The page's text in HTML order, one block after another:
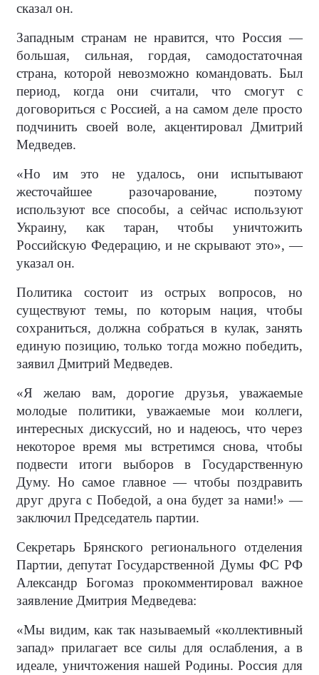
сказал он.
Западным странам не нравится, что Россия —
большая, сильная, гордая, самодостаточная
страна, которой невозможно командовать. Был
период, когда они считали, что смогут с
договориться с Россией, а на самом деле просто
подчинить своей воле, акцентировал Дмитрий
Медведев.
«Но им это не удалось, они испытывают
жесточайшее разочарование, поэтому
используют все способы, а сейчас используют
Украину, как таран, чтобы уничтожить
Российскую Федерацию, и не скрывают это», —
указал он.
Политика состоит из острых вопросов, но
существуют темы, по которым нация, чтобы
сохраниться, должна собраться в кулак, занять
единую позицию, только тогда можно победить,
заявил Дмитрий Медведев.
«Я желаю вам, дорогие друзья, уважаемые
молодые политики, уважаемые мои коллеги,
интересных дискуссий, но и надеюсь, что через
некоторое время мы встретимся снова, чтобы
подвести итоги выборов в Государственную
Думу. Но самое главное — чтобы поздравить
друг друга с Победой, а она будет за нами!» —
заключил Председатель партии.
Секретарь Брянского регионального отделения
Партии, депутат Государственной Думы ФС РФ
Александр Богомаз прокомментировал важное
заявление Дмитрия Медведева:
«Мы видим, как так называемый «коллективный
запад» прилагает все силы для ослабления, а в
идеале, уничтожения нашей Родины. Россия для